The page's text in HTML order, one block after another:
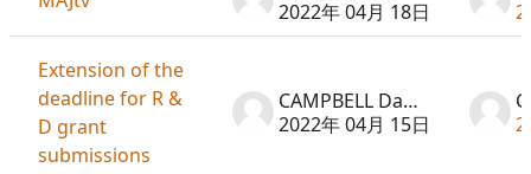
2022年 04月 18日
Extension of the
deadline for R &
D grant
submissions
CAMPBELL David
2022年 04月 15日